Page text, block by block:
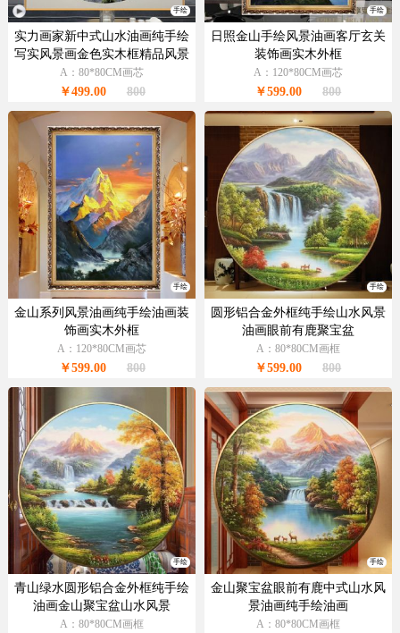
手绘
实力画家新中式山水油画纯手绘
写实风景画金色实木框精品风景
油画
A：80*80CM画芯
￥499.00 800
手绘
日照金山手绘风景油画客厅玄关
装饰画实木外框
A：120*80CM画芯
￥599.00 800
手绘
金山系列风景油画纯手绘油画装
饰画实木外框
A：120*80CM画芯
￥599.00 800
手绘
圆形铝合金外框纯手绘山水风景
油画眼前有鹿聚宝盆
A：80*80CM画框
￥599.00 800
手绘
青山绿水圆形铝合金外框纯手绘
油画金山聚宝盆山水风景
A：80*80CM画框
手绘
金山聚宝盆眼前有鹿中式山水风
景油画纯手绘油画
A：80*80CM画框